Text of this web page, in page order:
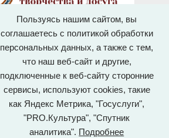
Пользуясь нашим сайтом, вы
соглашаетесь с политикой обработки
персональных данных, а также с тем,
что наш веб-сайт и другие,
подключенные к веб-сайту сторонние
сервисы, используют cookies, такие
как Яндекс Метрика, "Госуслуги",
"PRO.Культура", "Спутник
аналитика". Подробнее